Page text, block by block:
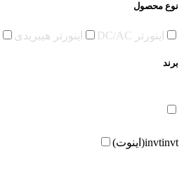
نوع محصول
اینورتر DC/AC اینورتر هیبریدی
برند
invtinvt(اینوت)